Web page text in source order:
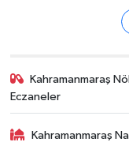
Kahramanmaraş
Eczaneler
Kahramanmaraş